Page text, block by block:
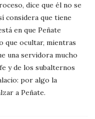
dice que él no se
considera que tiene
en que Peñate
que ocultar, mientras
una servidora mucho
y de los subalternos
por algo la
a Peñate.